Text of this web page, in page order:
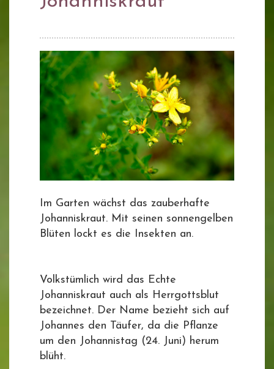
Im Garten wächst das zauberhafte
Johanniskraut. Mit seinen sonnengelben
Blüten lockt es die Insekten an.
Volkstümlich wird das Echte
Johanniskraut auch als Herrgottsblut
bezeichnet. Der Name bezieht sich auf
Johannes den Täufer, da die Pflanze
um den Johannistag (24. Juni) herum
blüht.